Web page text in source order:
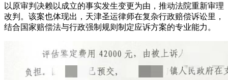
以原审判决赖以成立的事实发生变更为由，推动法院重新审理
改判。该案也体现出，天津圣运律师在复杂行政赔偿诉讼里，
结合国家赔偿法与行政强制规则制定应诉方案的专业能力。